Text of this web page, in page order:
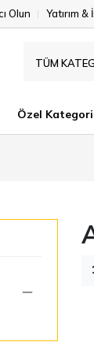
Olun Yatırım
TÜM
Özel